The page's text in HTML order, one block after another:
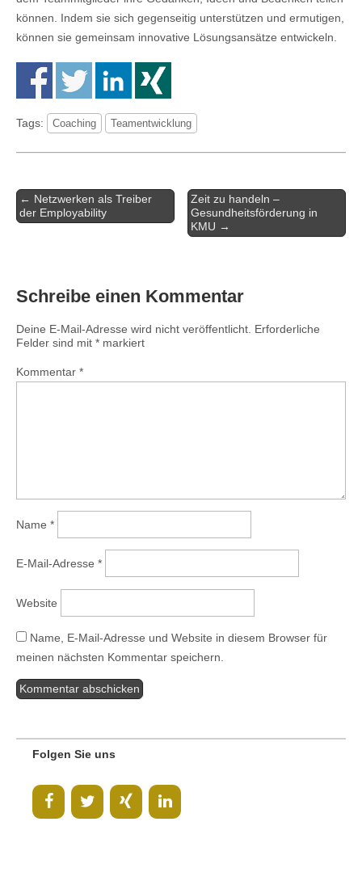
können. Indem sie sich gegenseitig unterstützen und ermutigen,
können sie gemeinsam innovative Lösungsansätze entwickeln.
Tags: Coaching Teamentwicklung
Artikel-
Navigation
← Netzwerken als Treiber
der Employability
Zeit zu handeln –
Gesundheitsförderung in
KMU →
Schreibe einen Kommentar
Deine E-Mail-Adresse wird nicht veröffentlicht. Erforderliche
Felder sind mit * markiert
Kommentar *
Name *
E-Mail-Adresse *
Website
Name, E-Mail-Adresse und Website in diesem Browser für
meinen nächsten Kommentar speichern.
Folgen Sie uns